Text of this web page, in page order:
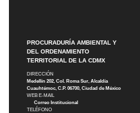
PROCURADURÍA AMBIENTAL Y
DEL ORDENAMIENTO
TERRITORIAL DE LA CDMX
DIRECCIÓN
Medellín 202, Col. Roma Sur, Alcaldía
Cuauhtémoc, C.P. 06700, Ciudad de México
WEB E-MAIL
Correo Institucional
TELÉFONO